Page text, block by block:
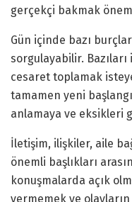
gerçekçi bakmak
Gün içinde bazı
sorgulayabilir.
cesaret toplamak
tamamen yeni
anlamaya ve eksikleri
İletişim, ilişkiler, aile
önemli başlıkları
konuşmalarda açık
vermemek ve